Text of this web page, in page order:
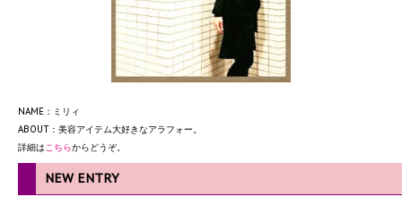
NAME：ミリィ
ABOUT：美容アイテム大好きなアラフォー。
詳細はこちらからどうぞ。
NEW ENTRY